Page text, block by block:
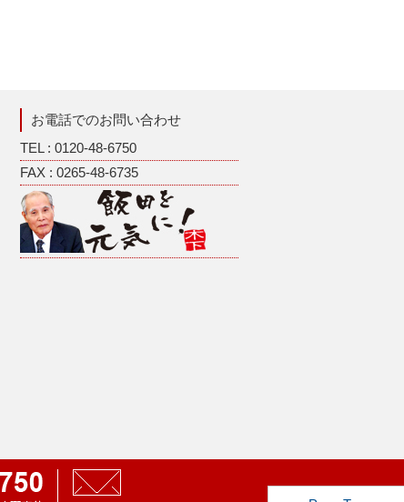
お電話でのお問い合わせ
TEL : 0120-48-6750
FAX : 0265-48-6735